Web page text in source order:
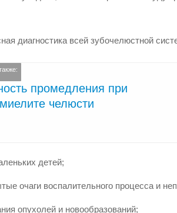
диагностика всей зубочелюстной
промедления при
челюсти
детей;
очаги воспалительного процесса и
опухолей и новообразований;